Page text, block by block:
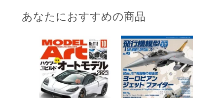
あなたにおすすめの商品